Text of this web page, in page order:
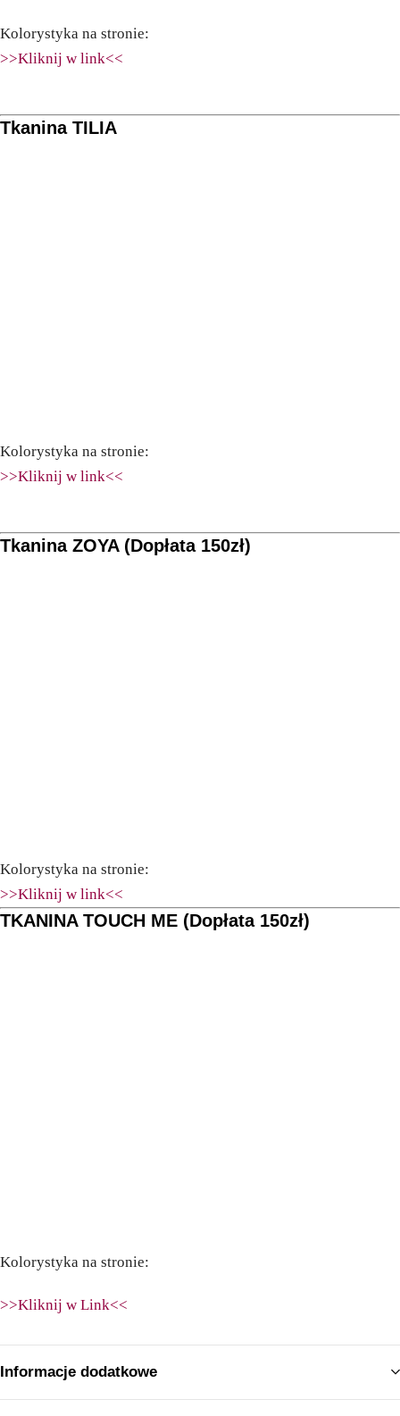
Kolorystyka na stronie:
>>Kliknij w link<<
Tkanina TILIA
Kolorystyka na stronie:
>>Kliknij w link<<
Tkanina ZOYA (Dopłata 150zł)
Kolorystyka na stronie:
>>Kliknij w link<<
TKANINA TOUCH ME (Dopłata 150zł)
Kolorystyka na stronie:
>>Kliknij w Link<<
Informacje dodatkowe